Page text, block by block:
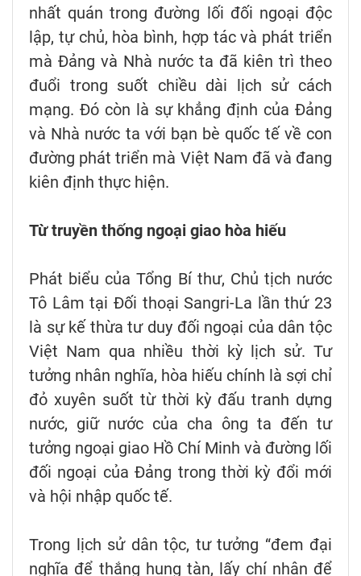
nhất quán trong đường lối đối ngoại độc
lập, tự chủ, hòa bình, hợp tác và phát triển
mà Đảng và Nhà nước ta đã kiên trì theo
đuổi trong suốt chiều dài lịch sử cách
mạng. Đó còn là sự khẳng định của Đảng
và Nhà nước ta với bạn bè quốc tế về con
đường phát triển mà Việt Nam đã và đang
kiên định thực hiện.
Từ truyền thống ngoại giao hòa hiếu
Phát biểu của Tổng Bí thư, Chủ tịch nước
Tô Lâm tại Đối thoại Sangri-La lần thứ 23
là sự kế thừa tư duy đối ngoại của dân tộc
Việt Nam qua nhiều thời kỳ lịch sử. Tư
tưởng nhân nghĩa, hòa hiếu chính là sợi chỉ
đỏ xuyên suốt từ thời kỳ đấu tranh dựng
nước, giữ nước của cha ông ta đến tư
tưởng ngoại giao Hồ Chí Minh và đường lối
đối ngoại của Đảng trong thời kỳ đổi mới
và hội nhập quốc tế.
Trong lịch sử dân tộc, tư tưởng “đem đại
nghĩa để thắng hung tàn, lấy chí nhân để